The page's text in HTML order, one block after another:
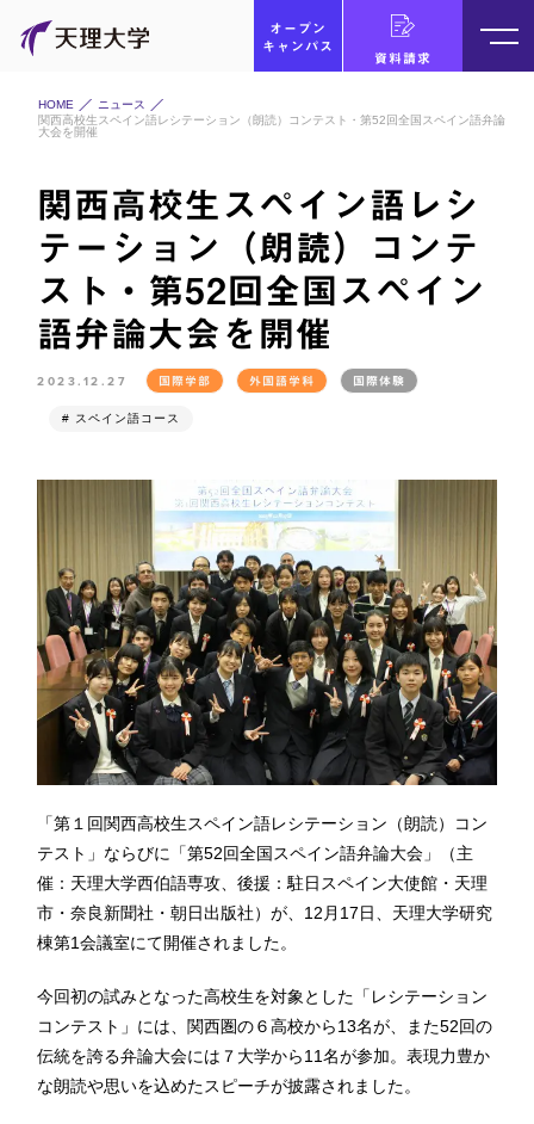
オープン
キャンパス
資料請求
HOME
ニュース
関西高校生スペイン語レシテーション（朗読）コンテスト・第52回全国スペイン語弁論
大会を開催
関西高校生スペイン語レシ
テーション（朗読）コンテ
スト・第52回全国スペイン
語弁論大会を開催
2023.12.27 国際学部 外国語学科 国際体験
# スペイン語コース
「第１回関西高校生スペイン語レシテーション（朗読）コン
テスト」ならびに「第52回全国スペイン語弁論大会」（主
催：天理大学西伯語専攻、後援：駐日スペイン大使館・天理
市・奈良新聞社・朝日出版社）が、12月17日、天理大学研究
棟第1会議室にて開催されました。
今回初の試みとなった高校生を対象とした「レシテーション
コンテスト」には、関西圏の６高校から13名が、また52回の
伝統を誇る弁論大会には７大学から11名が参加。表現力豊か
な朗読や思いを込めたスピーチが披露されました。